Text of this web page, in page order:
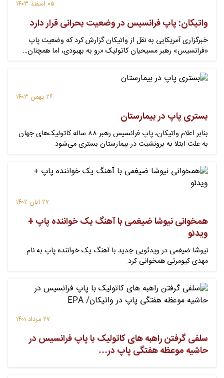
۰۵ اسفند ۱۴۰۳
واتیکان: پاپ فرانسیس در وضعیت بحرانی قرار دارد
خبرگزاری آمریکایی به نقل از واتیکان گزارش کرد که وضعیت پاپ
«فرانسیس» رهبر مسیحیان کاتولیک «رو به بهبودی، اما همچنان…
۲۶ بهمن ۱۴۰۳
بستری پاپ در بیمارستان
بنابر اعلام واتیکان، پاپ فرانسیس رهبر ۸۸ ساله کاتولیک‌های جهان
به علت ابتلا به برونشیت در بیمارستان بستری می‌شود.
۲۷ آبان ۱۴۰۲
همخوانی نیوشا ضیغمی با آهنگ یک خواننده پاپ +
ویدئو
نیوشا ضیغمی در ویدئویی جدید با آهنگ یک خواننده پاپ به نام
مهدی کیومرثی همخوانی کرد.
۲۷ مرداد ۱۴۰۱
سلفی گرفتن راهبه های کاتولیک با پاپ فرانسیس در
حاشیه موعظه هفتگی پاپ در…